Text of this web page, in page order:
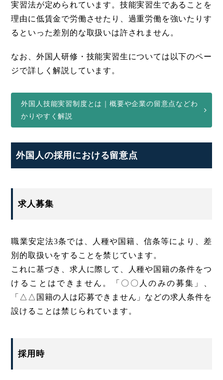
実習法が定められています。技能実習生であることを
理由に低賃金で労働させたり、過重労働を強いたりす
るといった差別的な取扱いは許されません。
なお、外国人研修・技能実習生については以下のペー
ジで詳しく解説しています。
外国人技能実習制度とは｜概要や企業の留意点などわ
かりやすく解説
外国人の採用における留意点
求人募集
職業安定法3条では、人種や国籍、信条等により、差
別的取扱いをすることを禁じています。
これに基づき、求人に際して、人種や国籍の条件をつ
けることはできません。「〇〇人のみの募集」、
「△△国籍の人は応募できません」などの求人条件を
設けることは禁じられています。
採用時